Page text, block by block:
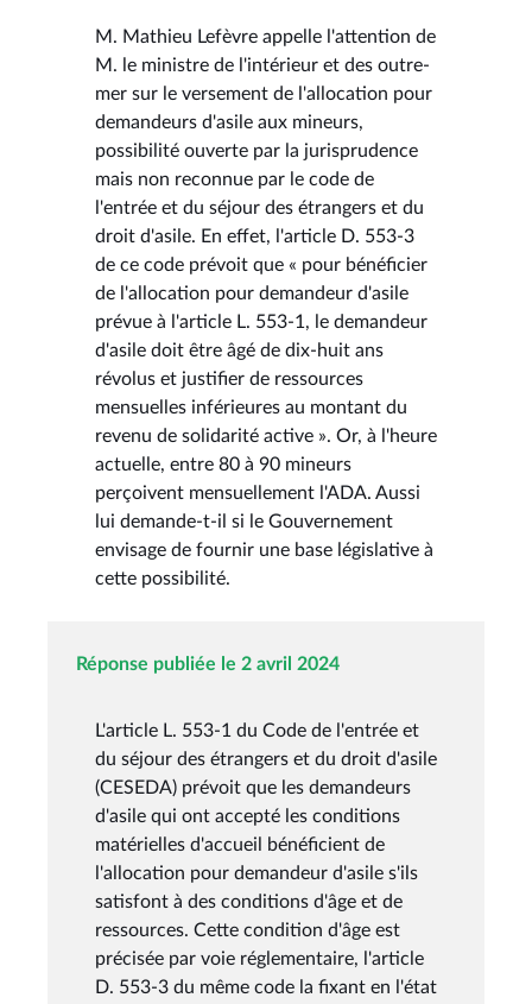
M. Mathieu Lefèvre appelle l'attention de
M. le ministre de l'intérieur et des outre-
mer sur le versement de l'allocation pour
demandeurs d'asile aux mineurs,
possibilité ouverte par la jurisprudence
mais non reconnue par le code de
l'entrée et du séjour des étrangers et du
droit d'asile. En effet, l'article D. 553-3
de ce code prévoit que « pour bénéficier
de l'allocation pour demandeur d'asile
prévue à l'article L. 553-1, le demandeur
d'asile doit être âgé de dix-huit ans
révolus et justifier de ressources
mensuelles inférieures au montant du
revenu de solidarité active ». Or, à l'heure
actuelle, entre 80 à 90 mineurs
perçoivent mensuellement l'ADA. Aussi
lui demande-t-il si le Gouvernement
envisage de fournir une base législative à
cette possibilité.
Réponse publiée le 2 avril 2024
L'article L. 553-1 du Code de l'entrée et
du séjour des étrangers et du droit d'asile
(CESEDA) prévoit que les demandeurs
d'asile qui ont accepté les conditions
matérielles d'accueil bénéficient de
l'allocation pour demandeur d'asile s'ils
satisfont à des conditions d'âge et de
ressources. Cette condition d'âge est
précisée par voie réglementaire, l'article
D. 553-3 du même code la fixant en l'état